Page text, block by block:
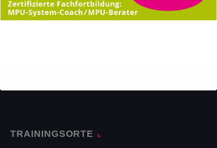
TRAININGSORTE